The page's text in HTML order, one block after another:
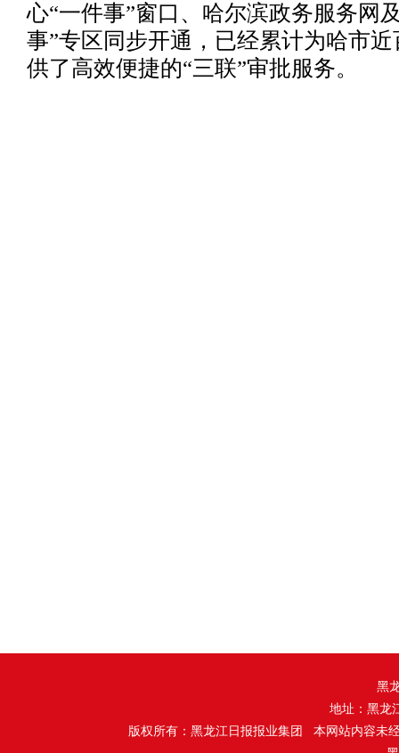
心“一件事”窗口、哈尔滨政务服务网
事”专区同步开通，已经累计为哈市
供了高效便捷的“三联”审批服务。
黑
地址：黑龙
版权所有：黑龙江日报报业集团 本网站内容未